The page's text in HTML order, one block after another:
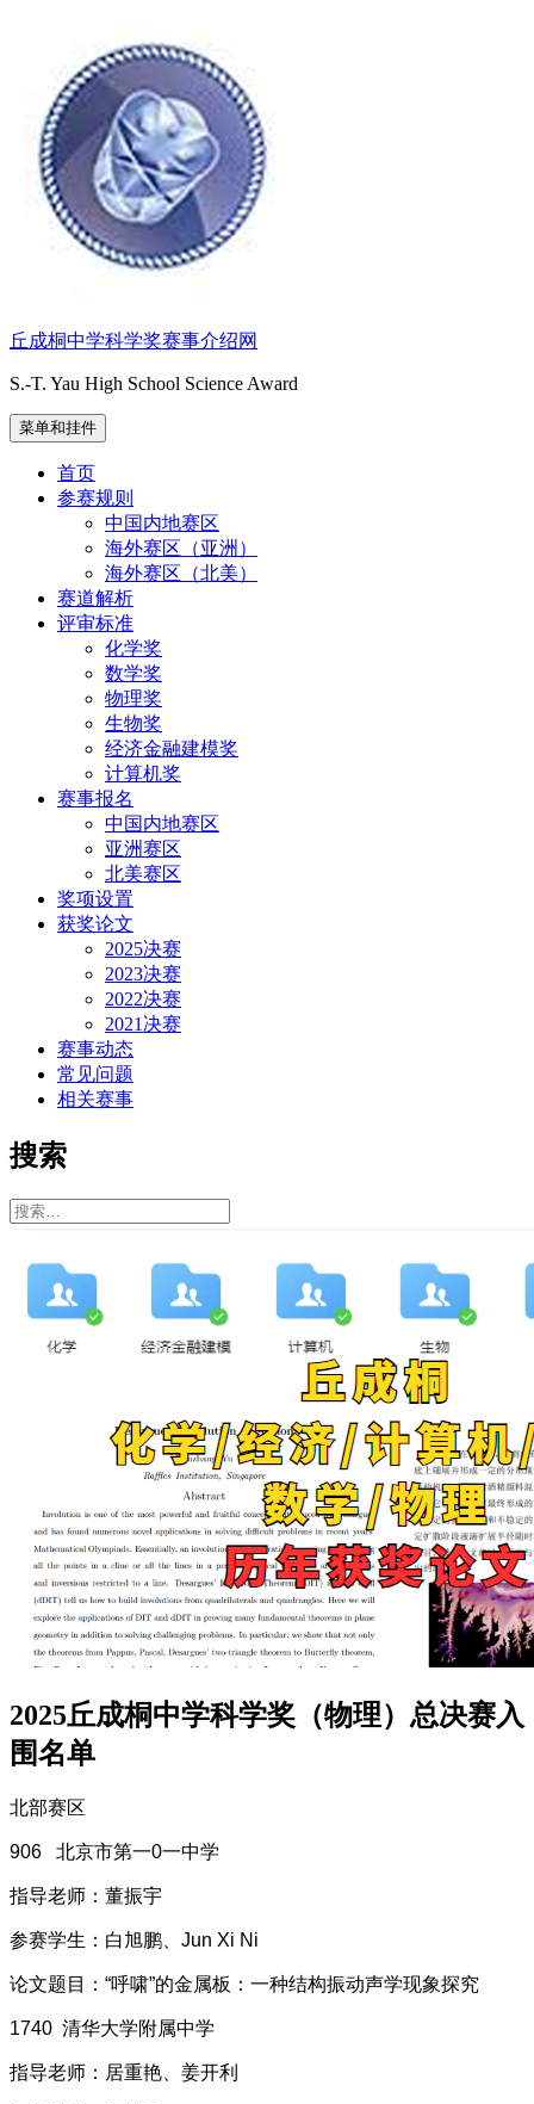
丘成桐中学科学奖赛事介绍网
S.-T. Yau High School Science Award
菜单和挂件
首页
参赛规则
中国内地赛区
海外赛区（亚洲）
海外赛区（北美）
赛道解析
评审标准
化学奖
数学奖
物理奖
生物奖
经济金融建模奖
计算机奖
赛事报名
中国内地赛区
亚洲赛区
北美赛区
奖项设置
获奖论文
2025决赛
2023决赛
2022决赛
2021决赛
赛事动态
常见问题
相关赛事
搜索
搜
2025丘成桐中学科学奖（物理）总决赛入
围名单
北部赛区
906 北京市第一0一中学
指导老师：董振宇
参赛学生：白旭鹏、Jun Xi Ni
论文题目：“呼啸”的金属板：一种结构振动声学现象探究
1740 清华大学附属中学
指导老师：居重艳、姜开利